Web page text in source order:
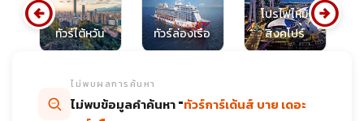
travel_explore
search
ทัวร์ไต้หวัน ทัวร์ล่องเรือ
โปรไฟไหม้
สิงคโปร์
arrow_circle_left arrow_circle_right
ไม่พบผลการค้นหา
ไม่พบข้อมูลคำค้นหา "ทัวร์การ์เด้นส์ บาย เดอะ